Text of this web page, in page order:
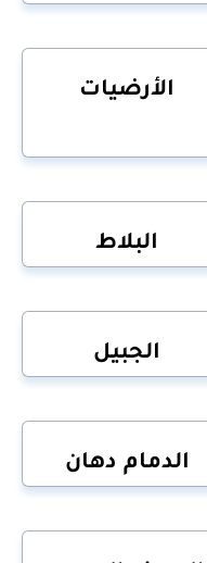
الأرضيات
البلاط
الجبيل
الدمام دهان